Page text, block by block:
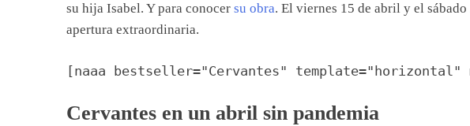
su hija Isabel. Y para conocer su obra. El viernes 15 de abril y el
apertura extraordinaria.
[naaa bestseller="Cervantes" template="horizontal"
Cervantes en un abril sin pandemia